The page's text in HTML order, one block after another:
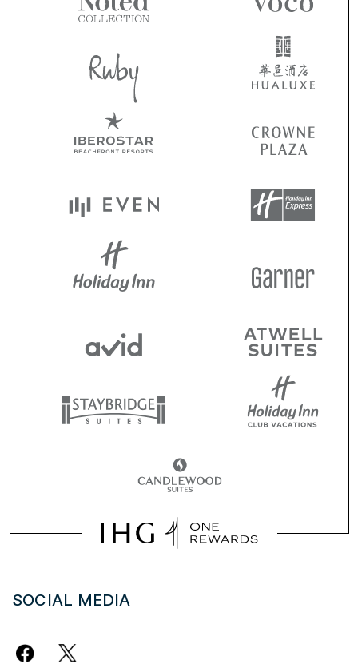
SOCIAL MEDIA